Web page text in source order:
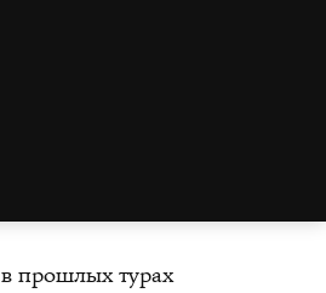
в прошлых турах